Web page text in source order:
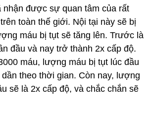
nhận được sự quan tâm của rất
toàn thế giới. Nội tại này sẽ bị
máu bị tụt sẽ tăng lên. Trước là
đầu và nay trở thành 2x cấp độ.
máu, lượng máu bị tụt lúc đầu
theo thời gian. Còn nay, lượng
sẽ là 2x cấp độ, và chắc chắn sẽ